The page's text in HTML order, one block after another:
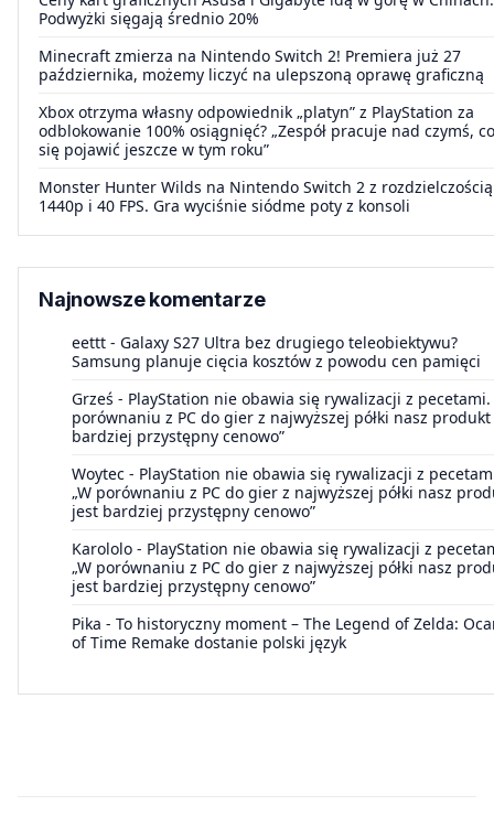
Podwyżki sięgają średnio 20%
Minecraft zmierza na Nintendo Switch 2! Premiera już 27
października, możemy liczyć na ulepszoną oprawę graficzną
Xbox otrzyma własny odpowiednik „platyn” z PlayStation za
odblokowanie 100% osiągnięć? „Zespół pracuje nad czymś,
się pojawić jeszcze w tym roku”
Monster Hunter Wilds na Nintendo Switch 2 z
1440p i 40 FPS. Gra wyciśnie siódme poty z konsoli
Najnowsze komentarze
eettt - Galaxy S27 Ultra bez drugiego teleobiektywu?
Samsung planuje cięcia kosztów z powodu cen pamięci
Grześ - PlayStation nie obawia się rywalizacji z pecetami.
porównaniu z PC do gier z najwyższej półki nasz
bardziej przystępny cenowo”
Woytec - PlayStation nie obawia się rywalizacji z
„W porównaniu z PC do gier z najwyższej półki nasz
jest bardziej przystępny cenowo”
Karololo - PlayStation nie obawia się rywalizacji z
„W porównaniu z PC do gier z najwyższej półki nasz
jest bardziej przystępny cenowo”
Pika - To historyczny moment – The Legend of Zelda:
of Time Remake dostanie polski język